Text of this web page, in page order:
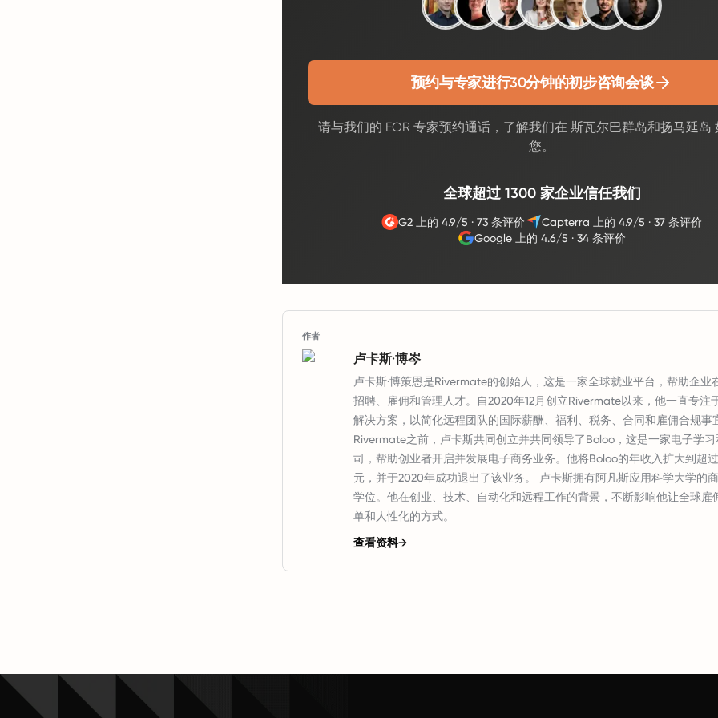
预约与专家进行30分钟的初步咨询会谈
请与我们的 EOR 专家预约通话，了解我们在 斯瓦尔巴群岛和扬马延岛
您。
全球超过 1300 家企业信任我们
G2 上的 4.9/5 · 73 条评价 Capterra 上的 4.9/5 · 37 条评价
Google 上的 4.6/5 · 34 条评价
作者
卢卡斯·博岑
卢卡斯·博策恩是Rivermate的创始人，这是一家全球就业平台，帮助企业
招聘、雇佣和管理人才。自2020年12月创立Rivermate以来，他一直专注
解决方案，以简化远程团队的国际薪酬、福利、税务、合同和雇佣合规事
Rivermate之前，卢卡斯共同创立并共同领导了Boloo，这是一家电子学
司，帮助创业者开启并发展电子商务业务。他将Boloo的年收入扩大到超
元，并于2020年成功退出了该业务。 卢卡斯拥有阿凡斯应用科学大学的
学位。他在创业、技术、自动化和远程工作的背景，不断影响他让全球雇
单和人性化的方式。
查看资料→